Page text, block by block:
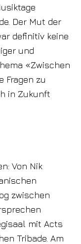
Der Mut der
definitiv keine
und
«Zwischen
Fragen zu
in Zukunft
Von Nik
zwischen
mit Acts
Tribade. Am